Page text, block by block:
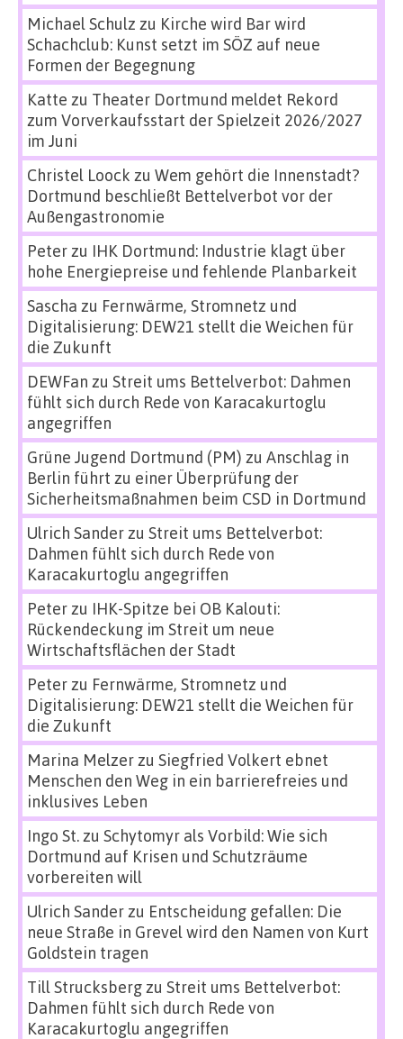
Michael Schulz zu Kirche wird Bar wird
Schachclub: Kunst setzt im SÖZ auf neue
Formen der Begegnung
Katte zu Theater Dortmund meldet Rekord
zum Vorverkaufsstart der Spielzeit 2026/2027
im Juni
Christel Loock zu Wem gehört die Innenstadt?
Dortmund beschließt Bettelverbot vor der
Außengastronomie
Peterzu IHK Dortmund: Industrie klagt über
hohe Energiepreise und fehlende Planbarkeit
Sascha zu Fernwärme, Stromnetz und
Digitalisierung: DEW21 stellt die Weichen für
die Zukunft
DEWFan zu Streit ums Bettelverbot: Dahmen
fühlt sich durch Rede von Karacakurtoglu
angegriffen
Grüne Jugend Dortmund (PM) zu Anschlag in
Berlin führt zu einer Überprüfung der
Sicherheitsmaßnahmen beim CSD in Dortmund
Ulrich Sanderzu Streit ums Bettelverbot:
Dahmen fühlt sich durch Rede von
Karacakurtoglu angegriffen
Peterzu IHK-Spitze bei OB Kalouti:
Rückendeckung im Streit um neue
Wirtschaftsflächen der Stadt
Peterzu Fernwärme, Stromnetz und
Digitalisierung: DEW21 stellt die Weichen für
die Zukunft
Marina Melzerzu Siegfried Volkert ebnet
Menschen den Weg in ein barrierefreies und
inklusives Leben
Ingo St.zu Schytomyr als Vorbild: Wie sich
Dortmund auf Krisen und Schutzräume
vorbereiten will
Ulrich Sanderzu Entscheidung gefallen: Die
neue Straße in Grevel wird den Namen von Kurt
Goldstein tragen
Till Strucksbergzu Streit ums Bettelverbot:
Dahmen fühlt sich durch Rede von
Karacakurtoglu angegriffen